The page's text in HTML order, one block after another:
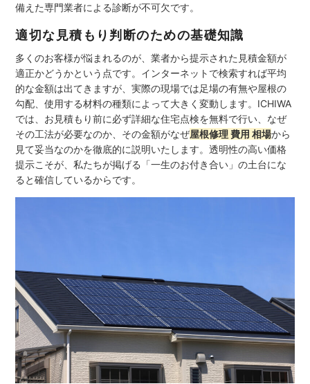
備えた専門業者による診断が不可欠です。
適切な見積もり判断のための基礎知識
多くのお客様が悩まれるのが、業者から提示された見積金額が
適正かどうかという点です。インターネットで検索すれば平均
的な金額は出てきますが、実際の現場では足場の有無や屋根の
勾配、使用する材料の種類によって大きく変動します。ICHIWA
では、お見積もり前に必ず詳細な住宅点検を無料で行い、なぜ
その工法が必要なのか、その金額がなぜ屋根修理 費用 相場から
見て妥当なのかを徹底的に説明いたします。透明性の高い価格
提示こそが、私たちが掲げる「一生のお付き合い」の土台にな
ると確信しているからです。